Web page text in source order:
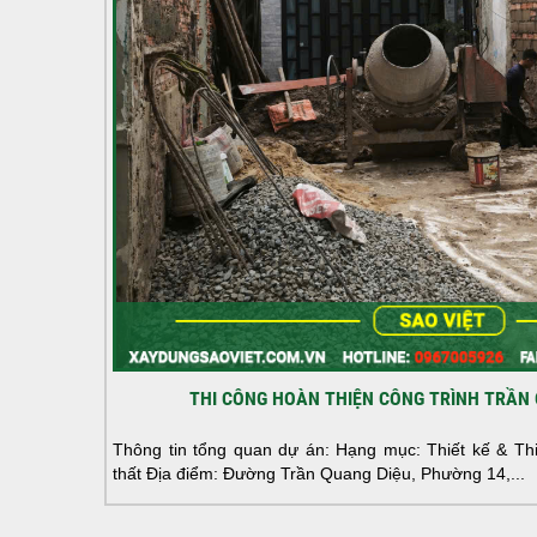
THI CÔNG HOÀN THIỆN CÔNG TRÌNH TRẦN
Thông tin tổng quan dự án: Hạng mục: Thiết kế &
thất Địa điểm: Đường Trần Quang Diệu, Phường 14,...